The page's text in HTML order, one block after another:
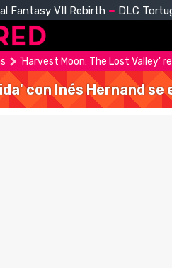
Fantasy VII Rebirth DLC
'Harvest Moon: The Lost Valley'
con Inés Hernand